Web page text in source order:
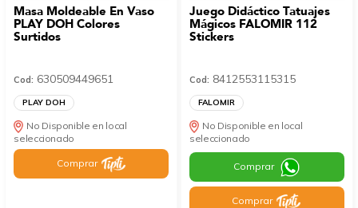
Masa Moldeable En Vaso
PLAY DOH Colores
Surtidos
Cod: 630509449651
PLAY DOH
No Disponible en local
seleccionado
Comprar
Juego Didáctico Tatuajes
Mágicos FALOMIR 112
Stickers
Cod: 8412553115315
FALOMIR
No Disponible en local
seleccionado
Comprar
Comprar